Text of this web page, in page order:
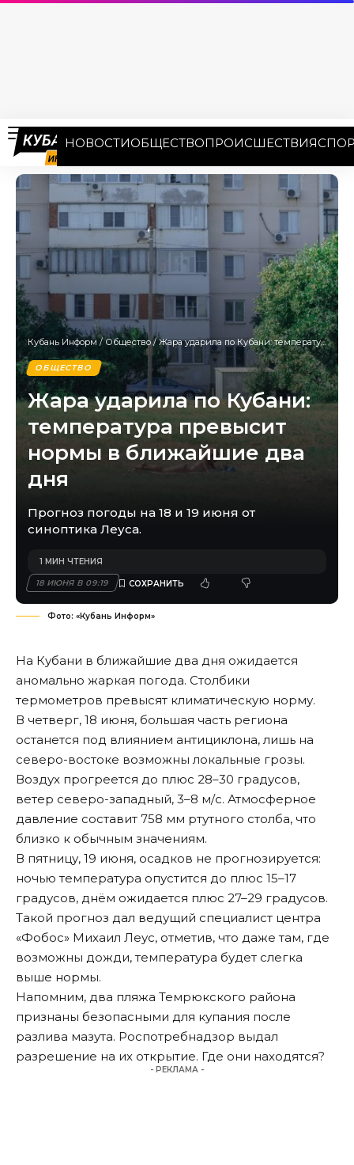
НОВОСТИОБЩЕСТВОПРОИСШЕСТВИЯ
Кубань Информ /Общество/Жара ударила по Кубани: температура превысит нормы в ближайшие два дня
ОБЩЕСТВО
Жара ударила по Кубани:
температура превысит
нормы в ближайшие два
дня
Прогноз погоды на 18 и 19 июня от
синоптика Леуса.
18 ИЮНЯ В 09:19
1 МИН ЧТЕНИЯ
Фото: «Кубань Информ»
На Кубани в ближайшие два дня ожидается
аномально жаркая погода. Столбики
термометров превысят климатическую норму.
В четверг, 18 июня, большая часть региона
останется под влиянием антициклона, лишь на
северо-востоке возможны локальные грозы.
Воздух прогреется до плюс 28–30 градусов,
ветер северо-западный, 3–8 м/с. Атмосферное
давление составит 758 мм ртутного столба, что
близко к обычным значениям.
В пятницу, 19 июня, осадков не прогнозируется:
ночью температура опустится до плюс 15–17
градусов, днём ожидается плюс 27–29 градусов.
Такой прогноз дал ведущий специалист центра
«Фобос» Михаил Леус, отметив, что даже там, где
возможны дожди, температура будет слегка
выше нормы.
Напомним, два пляжа Темрюкского района
признаны безопасными для купания после
разлива мазута. Роспотребнадзор выдал
разрешение на их открытие. Где они находятся?
- РЕКЛАМА -